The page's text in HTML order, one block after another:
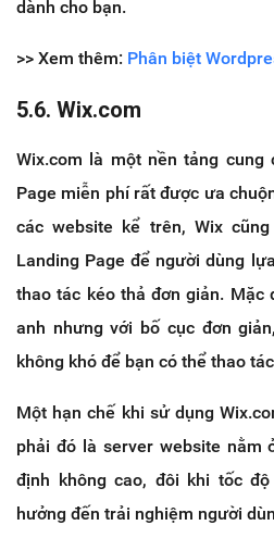
dành cho bạn.
>> Xem thêm: Phân biệt
5.6. Wix.com
Wix.com là một nền tảng cung
Page miễn phí rất được ưa
các website kể trên, Wix
Landing Page để người dùng
thao tác kéo thả đơn giản. Mặc
anh nhưng với bố cục đơn
không khó để bạn có thể thao
Một hạn chế khi sử dụng
phải đó là server website nằm
định không cao, đôi khi tốc
hưởng đến trải nghiệm người